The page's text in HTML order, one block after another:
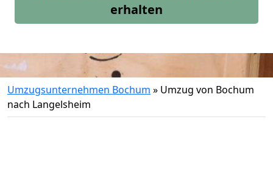
erhalten
Umzugsunternehmen Bochum » Umzug von Bochum
nach Langelsheim